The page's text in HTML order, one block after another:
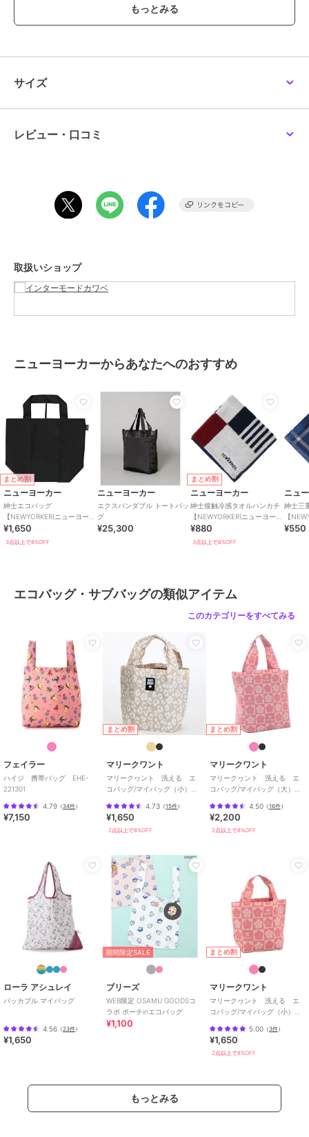
品番/カラー：35001201 A ブラック B ネイビー C ブラウン
性別タイプ
メンズ
バッグ
／ エコバッグ・サブバッ
サイズ
素材
ポリエステル100％
サイズ
レビュー・口コミ
取扱いショップ
ニューヨーカーからあなたへのおすすめ
まとめ割
ニューヨーカー
紳士エコバッグ
【NEWYORKER(ニューヨーカ
ー)】
¥1,650
3点以上で8%OFF
ニューヨーカー
エクスパンダブル トートバッ
グ
¥25,300
まとめ割
ニューヨーカー
紳士接触冷感タオルハンカチ
【NEWYORKER(ニューヨーカ
ー)】
¥880
3点以上で8%OFF
ニュ
紳士三
【
ー)】
¥550
エコバッグ・サブバッグの類似アイテム
このカテゴリーをすべてみる
フェイラー
ハイジ 携帯バッグ EHE-
221301
4.79 （34件）
¥7,150
まとめ割
マリークワント
マリークヮント 洗える エ
コバッグ/マイバッグ（小）レ
4.73 （15件）
¥1,650
2点以上で8%OFF
まとめ割
マリークワント
マリークヮント 洗える エ
コバッグ/マイバッグ（大）
4.50（16件）
¥2,200
2点以上で8%OFF
ローラ アシュレイ
パッカブル マイバッグ
4.56 （23件）
¥1,650
期間限定SALE
ブリーズ
WEB限定 OSAMU GOODSコ
ラボ ポーチinエコバッグ
¥1,100
まとめ割
マリークワント
マリークヮント 洗える エ
コバッグ/マイバッグ（小）
5.00（3件）
¥1,650
2点以上で8%OFF
もっとみる